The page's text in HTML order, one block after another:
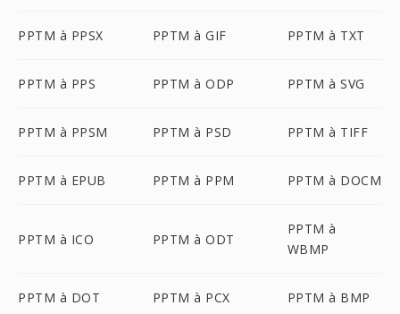
PPTM à PPSX PPTM à GIF PPTM à TXT
PPTM à PPS PPTM à ODP PPTM à SVG
PPTM à PPSM PPTM à PSD PPTM à TIFF
PPTM à EPUB PPTM à PPM PPTM à DOCM
PPTM à ICO PPTM à ODT
PPTM à
WBMP
PPTM à DOT PPTM à PCX PPTM à BMP